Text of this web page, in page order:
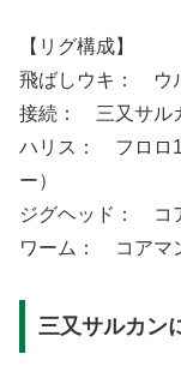
【リグ構成】
飛ばしウキ： ウ
接続： 三又サル
ハリス： フロロ
ー）
ジグヘッド： コ
ワーム： コアマ
三又サルカン